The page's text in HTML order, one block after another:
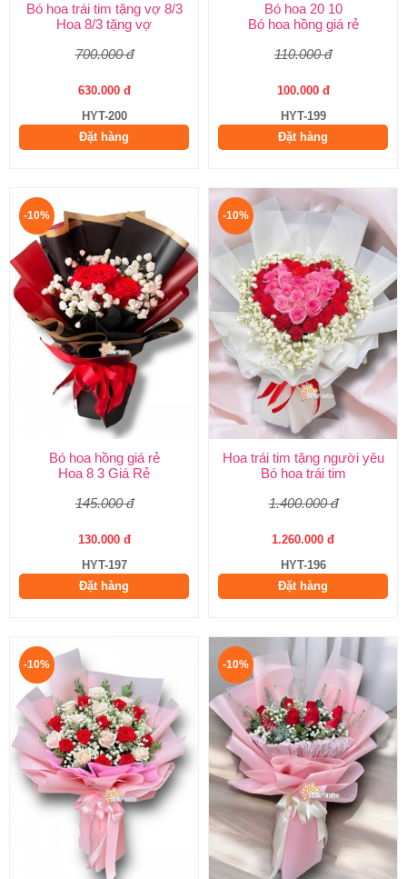
Bó hoa trái tim tặng vợ 8/3
Hoa 8/3 tặng vợ
700.000 đ
630.000 đ
HYT-200
Đặt hàng
Bó hoa 20 10
Bó hoa hồng giá rẻ
110.000 đ
100.000 đ
HYT-199
Đặt hàng
-10%
Bó hoa hồng giá rẻ
Hoa 8 3 Giá Rẻ
145.000 đ
130.000 đ
HYT-197
Đặt hàng
-10%
Hoa trái tim tặng người yêu
Bó hoa trái tim
1.400.000 đ
1.260.000 đ
HYT-196
Đặt hàng
-10% -10%